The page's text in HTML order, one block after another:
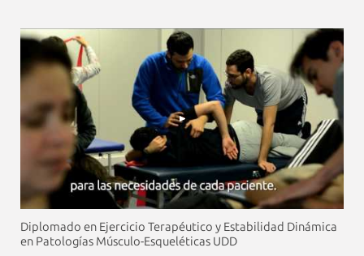
Diplomado en Ejercicio Terapéutico y Estabilidad Dinámica
en Patologías Músculo-Esqueléticas UDD